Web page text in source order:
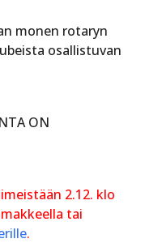
monen rotaryn
osallistuvan
ON
2.12. klo
tai
.